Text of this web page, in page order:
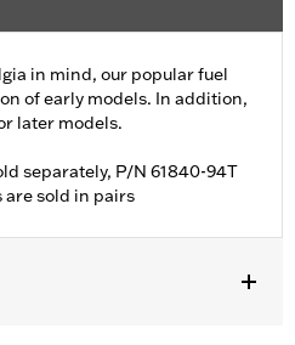
in mind, our popular fuel
of early models. In addition,
later models.
separately, P/N 61840-94T
sold in pairs